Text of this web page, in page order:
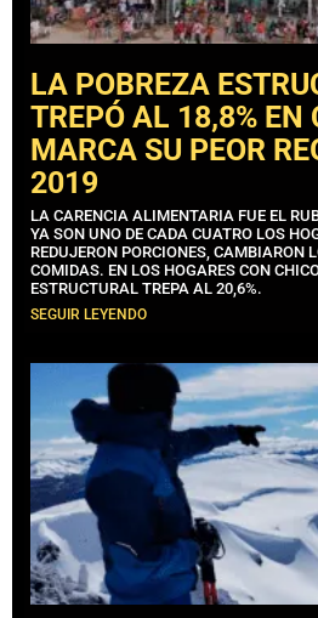
LA POBREZA
TREPÓ AL 18,8% EN
MARCA SU PEOR
2019
LA CARENCIA ALIMENTARIA FUE EL
YA SON UNO DE CADA CUATRO LOS
REDUJERON PORCIONES, CAMBIARON
COMIDAS. EN LOS HOGARES CON
ESTRUCTURAL TREPA AL 20,6%.
SEGUIR LEYENDO